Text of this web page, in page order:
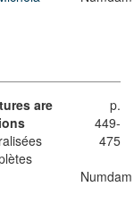
are
p.
449-
475
Numdam